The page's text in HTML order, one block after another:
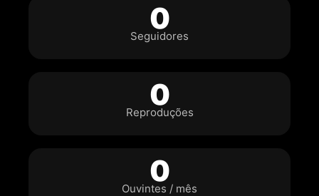
0
Seguidores
0
Reproduções
0
Ouvintes / mês